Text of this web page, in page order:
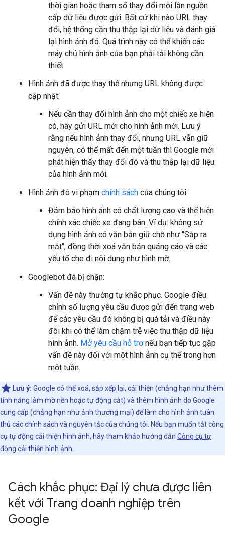
thời gian hoặc tham số thay đổi mỗi lần nguồn
cấp dữ liệu được gửi. Bất cứ khi nào URL thay
đổi, hệ thống cần thu thập lại dữ liệu và đánh giá
lại hình ảnh đó. Quá trình này có thể khiến các
máy chủ hình ảnh của bạn phải tải không cần
thiết.
Hình ảnh đã được thay thế nhưng URL không được
cập nhật:
Nếu cần thay đổi hình ảnh cho một chiếc xe hiện
có, hãy gửi URL mới cho hình ảnh mới. Lưu ý
rằng nếu hình ảnh thay đổi, nhưng URL vẫn giữ
nguyên, có thể mất đến một tuần thì Google mới
phát hiện thấy thay đổi đó và thu thập lại dữ liệu
của hình ảnh mới.
Hình ảnh đó vi phạm chính sách của chúng tôi:
Đảm bảo hình ảnh có chất lượng cao và thể hiện
chính xác chiếc xe đang bán. Ví dụ: không sử
dụng hình ảnh có văn bản giữ chỗ như "Sắp ra
mắt", đồng thời xoá văn bản quảng cáo và các
yếu tố che đi nội dung như hình mờ.
Googlebot đã bị chặn:
Vấn đề này thường tự khắc phục. Google điều
chỉnh số lượng yêu cầu được gửi đến trang web
để các yêu cầu đó không bị quá tải và điều này
đôi khi có thể làm chậm trễ việc thu thập dữ liệu
hình ảnh. Mở yêu cầu hỗ trợnếu bạn tiếp tục gặp
vấn đề này đối với một hình ảnh cụ thể trong hơn
một tuần.
Lưu ý: Google có thể xoá, sắp xếp lại, cải thiện (chẳng hạn như thêm
tính năng làm mờ nền hoặc tự động cắt) và thêm hình ảnh do Google
cung cấp (chẳng hạn như ảnh thương mại) để làm cho hình ảnh tuân
thủ các chính sách và nguyên tắc của chúng tôi. Nếu bạn muốn tắt công
cụ tự động cải thiện hình ảnh, hãy tham khảo hướng dẫn Công cụ tự
động cải thiện hình ảnh
Cách khắc phục: Đại lý chưa được liên
kết với Trang doanh nghiệp trên
Google